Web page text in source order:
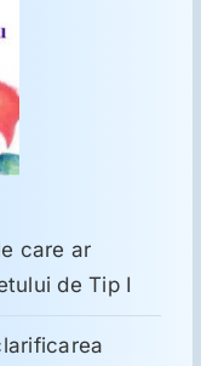
care ar
de Tip I